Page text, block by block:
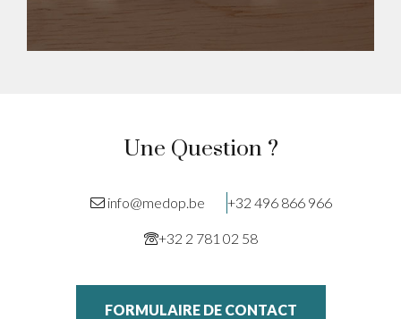
Une Question ?
info@medop.be +32 496 866 966
+32 2 781 02 58
FORMULAIRE DE CONTACT